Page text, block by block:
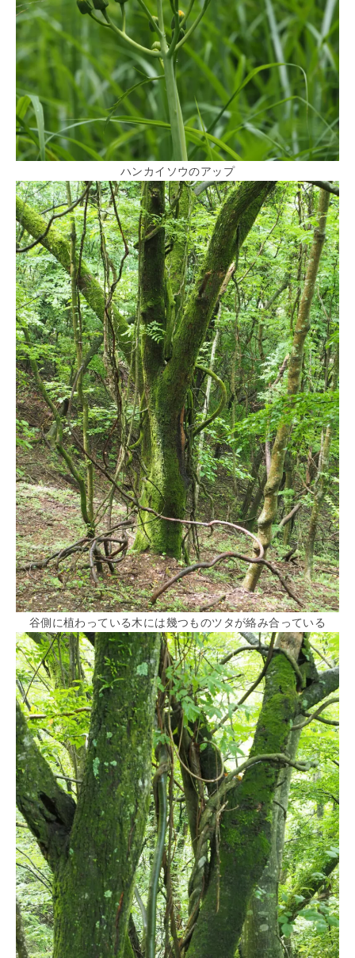
ハンカイソウのアップ
谷側に植わっている木には幾つものツタが絡み合っている